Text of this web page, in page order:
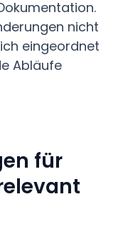
nicht
eingeordnet
Abläufe
für